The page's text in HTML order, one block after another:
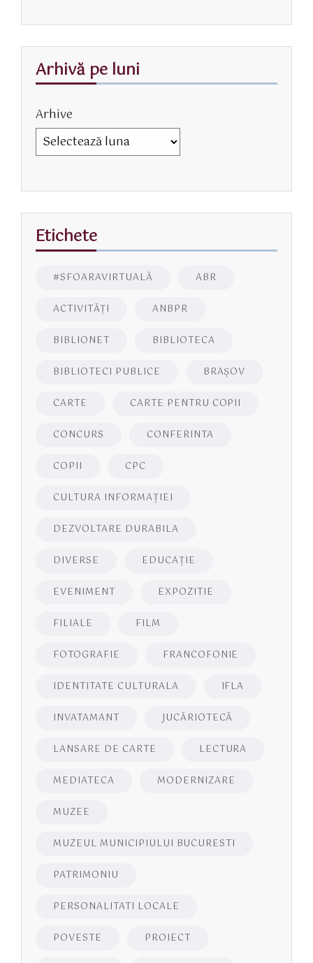
Arhivă pe luni
Arhive
Etichete
#SFOARAVIRTUALĂ ABR
ACTIVITĂŢI ANBPR
BIBLIONET BIBLIOTECA
BIBLIOTECI PUBLICE BRAŞOV
CARTE CARTE PENTRU COPII
CONCURS CONFERINTA
COPII CPC
CULTURA INFORMAŢIEI
DEZVOLTARE DURABILA
DIVERSE EDUCAŢIE
EVENIMENT EXPOZITIE
FILIALE FILM
FOTOGRAFIE FRANCOFONIE
IDENTITATE CULTURALA IFLA
INVATAMANT JUCĂRIOTECĂ
LANSARE DE CARTE LECTURA
MEDIATECA MODERNIZARE
MUZEE
MUZEUL MUNICIPIULUI BUCURESTI
PATRIMONIU
PERSONALITATI LOCALE
POVESTE PROIECT